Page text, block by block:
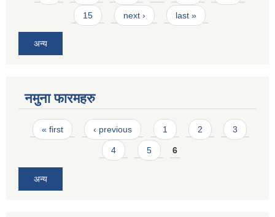
15 next › last »
अन्य
नमुना फारमहरु
Pages
« first ‹ previous 1 2 3
4 5 6
अन्य